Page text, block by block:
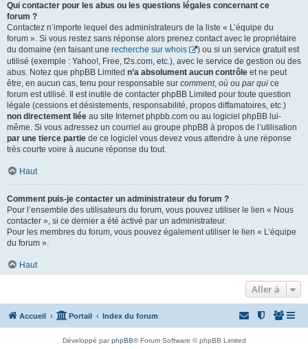
Qui contacter pour les abus ou les questions légales concernant ce
forum ?
Contactez n’importe lequel des administrateurs de la liste « L’équipe du
forum ». Si vous restez sans réponse alors prenez contact avec le propriétaire
du domaine (en faisant une recherche sur whois
) ou si un service gratuit est
utilisé (exemple : Yahoo!, Free, f2s.com, etc.), avec le service de gestion ou des
abus. Notez que phpBB Limited n’a absolument aucun contrôle et ne peut
être, en aucun cas, tenu pour responsable sur comment, où ou par qui ce
forum est utilisé. Il est inutile de contacter phpBB Limited pour toute question
légale (cessions et désistements, responsabilité, propos diffamatoires, etc.)
non directement liée au site Internet phpbb.com ou au logiciel phpBB lui-
même. Si vous adressez un courriel au groupe phpBB à propos de l’utilisation
par une tierce partie de ce logiciel vous devez vous attendre à une réponse
très courte voire à aucune réponse du tout.
Haut
Comment puis-je contacter un administrateur du forum ?
Pour l’ensemble des utilisateurs du forum, vous pouvez utiliser le lien « Nous
contacter », si ce dernier a été activé par un administrateur.
Pour les membres du forum, vous pouvez également utiliser le lien « L’équipe
du forum ».
Haut
Aller à
Accueil Portail Index du forum
Développé parphpBB® Forum Software © phpBB Limited